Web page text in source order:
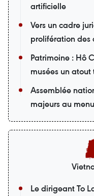
artificielle
Vers un cadre
prolifération des
Patrimoine : Hô
musées un
Assemblée
majeurs au
Le dirigeant To